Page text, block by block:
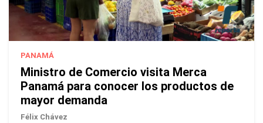
PANAMÁ
Ministro de Comercio visita Merca
Panamá para conocer los productos de
mayor demanda
Félix Chávez